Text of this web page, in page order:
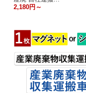
2,180円～